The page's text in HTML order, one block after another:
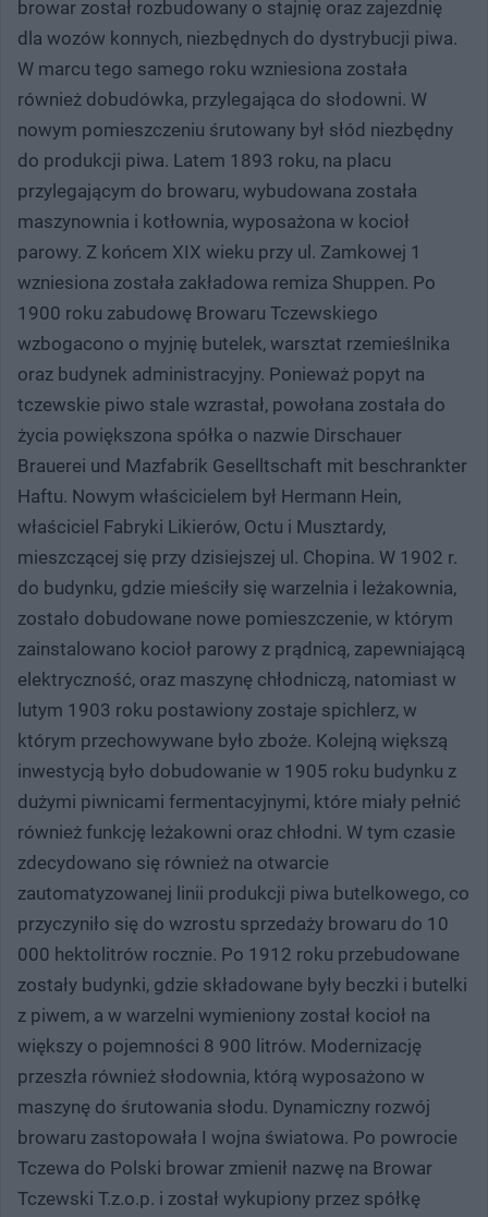
browar został rozbudowany o stajnię oraz zajezdnię
dla wozów konnych, niezbędnych do dystrybucji piwa.
W marcu tego samego roku wzniesiona została
również dobudówka, przylegająca do słodowni. W
nowym pomieszczeniu śrutowany był słód niezbędny
do produkcji piwa. Latem 1893 roku, na placu
przylegającym do browaru, wybudowana została
maszynownia i kotłownia, wyposażona w kocioł
parowy. Z końcem XIX wieku przy ul. Zamkowej 1
wzniesiona została zakładowa remiza Shuppen. Po
1900 roku zabudowę Browaru Tczewskiego
wzbogacono o myjnię butelek, warsztat rzemieślnika
oraz budynek administracyjny. Ponieważ popyt na
tczewskie piwo stale wzrastał, powołana została do
życia powiększona spółka o nazwie Dirschauer
Brauerei und Mazfabrik Geselltschaft mit beschrankter
Haftu. Nowym właścicielem był Hermann Hein,
właściciel Fabryki Likierów, Octu i Musztardy,
mieszczącej się przy dzisiejszej ul. Chopina. W 1902 r.
do budynku, gdzie mieściły się warzelnia i leżakownia,
zostało dobudowane nowe pomieszczenie, w którym
zainstalowano kocioł parowy z prądnicą, zapewniającą
elektryczność, oraz maszynę chłodniczą, natomiast w
lutym 1903 roku postawiony zostaje spichlerz, w
którym przechowywane było zboże. Kolejną większą
inwestycją było dobudowanie w 1905 roku budynku z
dużymi piwnicami fermentacyjnymi, które miały pełnić
również funkcję leżakowni oraz chłodni. W tym czasie
zdecydowano się również na otwarcie
zautomatyzowanej linii produkcji piwa butelkowego, co
przyczyniło się do wzrostu sprzedaży browaru do 10
000 hektolitrów rocznie. Po 1912 roku przebudowane
zostały budynki, gdzie składowane były beczki i butelki
z piwem, a w warzelni wymieniony został kocioł na
większy o pojemności 8 900 litrów. Modernizację
przeszła również słodownia, którą wyposażono w
maszynę do śrutowania słodu. Dynamiczny rozwój
browaru zastopowała I wojna światowa. Po powrocie
Tczewa do Polski browar zmienił nazwę na Browar
Tczewski T.z.o.p. i został wykupiony przez spółkę